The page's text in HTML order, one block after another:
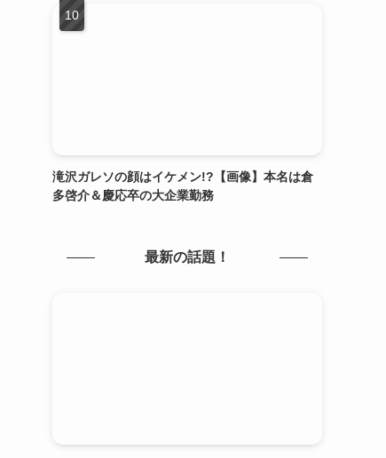
滝沢ガレソの顔はイケメン!?【画像】本名は倉
多啓介＆慶応卒の大企業勤務
最新の話題！